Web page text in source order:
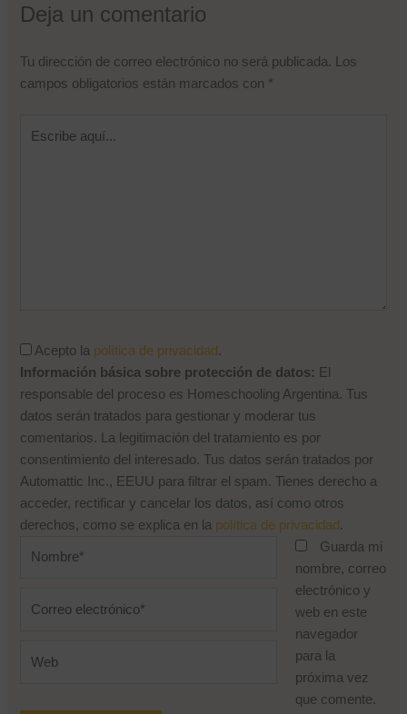
Deja un comentario
Tu dirección de correo electrónico no será publicada.
Los
campos obligatorios están marcados con *
Acepto la política de privacidad.
Información básica sobre protección de datos: El
responsable del proceso es Homeschooling Argentina. Tus
datos serán tratados para gestionar y moderar tus
comentarios. La legitimación del tratamiento es por
consentimiento del interesado. Tus datos serán tratados por
Automattic Inc., EEUU para filtrar el spam. Tienes derecho a
acceder, rectificar y cancelar los datos, así como otros
derechos, como se explica en la política de privacidad.
Guarda mi
nombre, correo
electrónico y
web en este
navegador
para la
próxima vez
que comente.